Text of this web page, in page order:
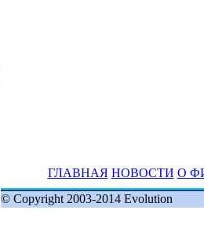
ГЛАВНАЯ НОВОСТИ О
© Copyright 2003-2014 Evolution